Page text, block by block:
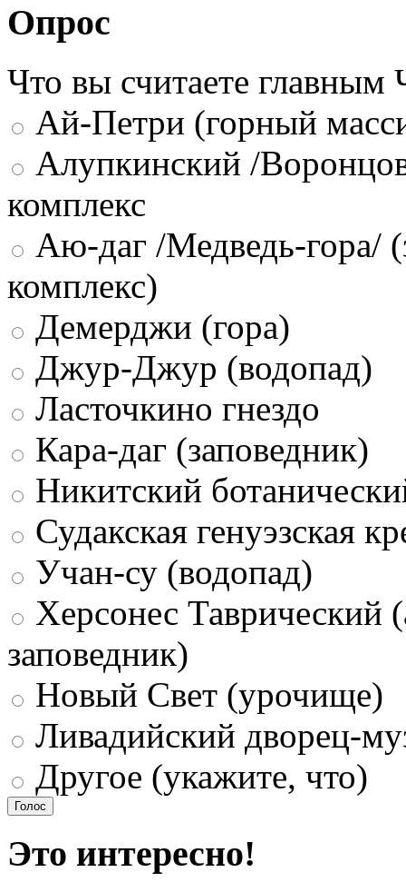
Опрос
Что вы считаете
Ай-Петри (горный
Алупкинский /
комплекс
Аю-даг /Медведь-гора/
комплекс)
Демерджи (гора)
Джур-Джур (водопад)
Ласточкино гнездо
Кара-даг (заповедник)
Никитский
Судакская генуэзская
Учан-су (водопад)
Херсонес Таврический
заповедник)
Новый Свет (урочище)
Ливадийский дворец-
Другое (укажите, что)
Это интересно!